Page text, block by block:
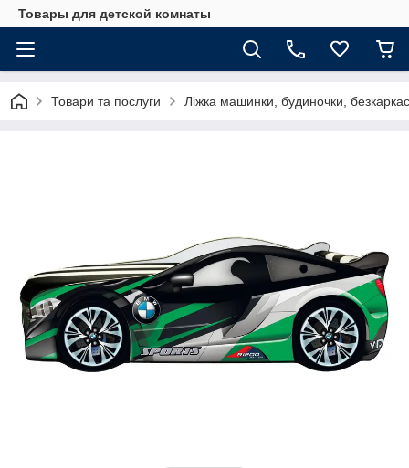
Товары для детской комнаты
Товари та послуги Ліжка машинки, будиночки,